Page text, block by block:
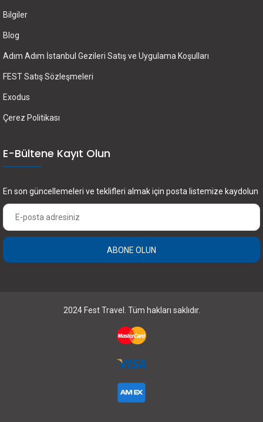
Bilgiler
Blog
Adım Adım İstanbul Gezileri Satış ve Uygulama Koşulları
FEST Satış Sözleşmeleri
Exodus
Çerez Politikası
E-Bültene Kayıt Olun
En son güncellemeleri ve teklifleri almak için posta listemize kaydolun
ABONE OLUN
2024 Fest Travel. Tüm hakları saklıdır.